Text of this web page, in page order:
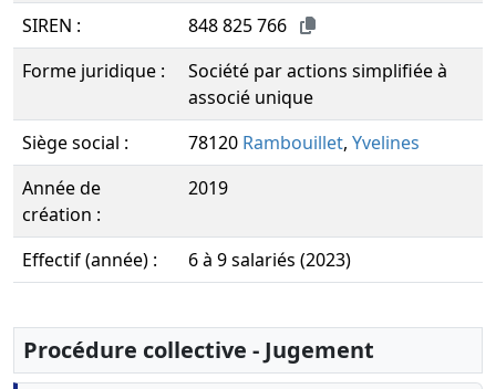
SIREN :
848 825 766
Forme juridique :
Société par actions simplifiée à
associé unique
Siège social :
78120 Rambouillet, Yvelines
Année de
création :
2019
Effectif (année) : 6 à 9 salariés (2023)
Procédure collective - Jugement